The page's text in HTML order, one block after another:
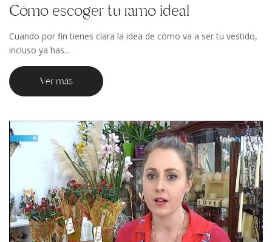
Cómo escoger tu ramo ideal
Cuando por fin tienes clara la idea de cómo va a ser tu vestido,
incluso ya has...
Ver más